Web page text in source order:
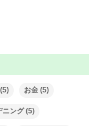
(5) お金 (5)
ニング(5)